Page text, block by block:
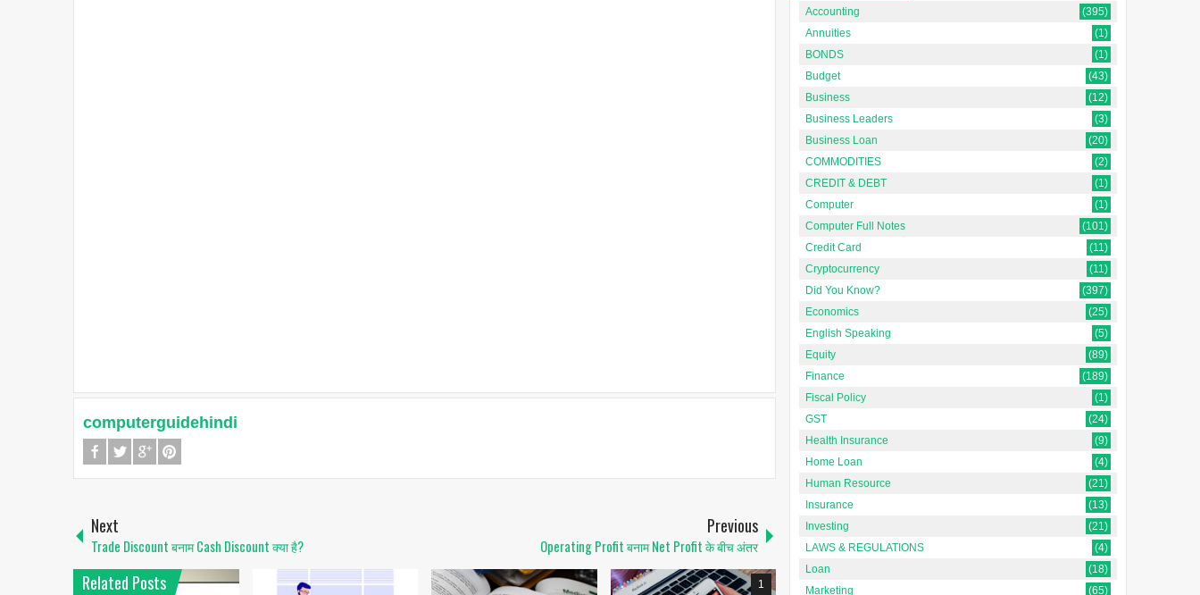
computerguidehindi
Next
Trade Discount बनाम Cash Discount क्या है?
Previous
Operating Profit बनाम Net Profit के बीच अंतर
Related Posts 1
Accounting
(395)
Annuities
(1)
BONDS
(1)
Budget
(43)
Business
(12)
Business Leaders
(3)
Business Loan
(20)
COMMODITIES
(2)
CREDIT & DEBT
(1)
Computer
(1)
Computer Full Notes
(101)
Credit Card
(11)
Cryptocurrency
(11)
Did You Know?
(397)
Economics
(25)
English Speaking
(5)
Equity
(89)
Finance
(189)
Fiscal Policy
(1)
GST
(24)
Health Insurance
(9)
Home Loan
(4)
Human Resource
(21)
Insurance
(13)
Investing
(21)
LAWS & REGULATIONS
(4)
Loan
(18)
Marketing
(65)